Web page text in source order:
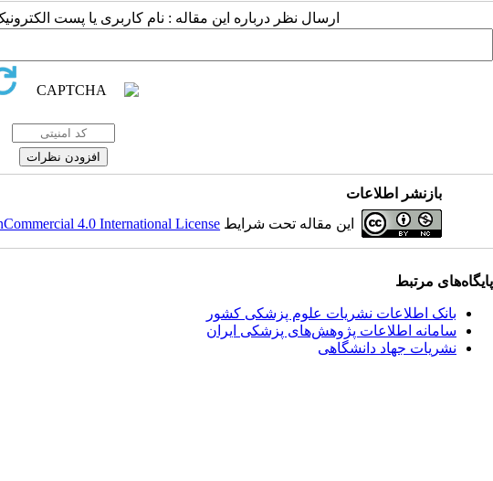
ارسال نظر درباره این مقاله : نام کاربری یا پست
بازنشر اطلاعات
این مقاله تحت شرایط 4.0 International License
پایگاه‌های مرتبط
بانک اطلاعات نشریات علوم پزشکی کشور
سامانه اطلاعات پژوهش‌های پزشکی ایران
نشریات جهاد دانشگاهی